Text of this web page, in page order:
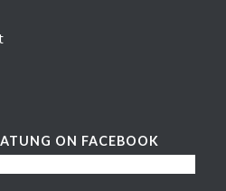
ON FACEBOOK